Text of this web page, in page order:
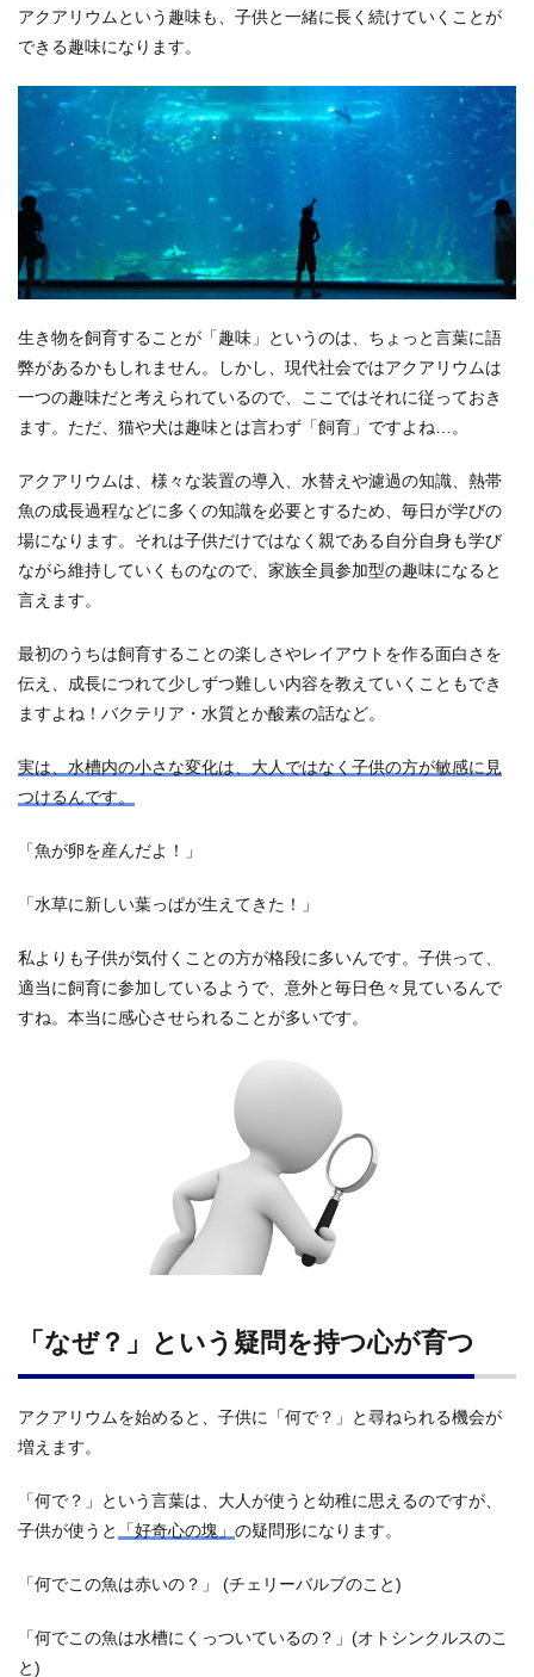
アクアリウムという趣味も、子供と一緒に長く続けていくことが
できる趣味になります。
生き物を飼育することが「趣味」というのは、ちょっと言葉に語
弊があるかもしれません。しかし、現代社会ではアクアリウムは
一つの趣味だと考えられているので、ここではそれに従っておき
ます。ただ、猫や犬は趣味とは言わず「飼育」ですよね…。
アクアリウムは、様々な装置の導入、水替えや濾過の知識、熱帯
魚の成長過程などに多くの知識を必要とするため、毎日が学びの
場になります。それは子供だけではなく親である自分自身も学び
ながら維持していくものなので、家族全員参加型の趣味になると
言えます。
最初のうちは飼育することの楽しさやレイアウトを作る面白さを
伝え、成長につれて少しずつ難しい内容を教えていくこともでき
ますよね！バクテリア・水質とか酸素の話など。
実は、水槽内の小さな変化は、大人ではなく子供の方が敏感に見
つけるんです。
「魚が卵を産んだよ！」
「水草に新しい葉っぱが生えてきた！」
私よりも子供が気付くことの方が格段に多いんです。子供って、
適当に飼育に参加しているようで、意外と毎日色々見ているんで
すね。本当に感心させられることが多いです。
「なぜ？」という疑問を持つ心が育つ
アクアリウムを始めると、子供に「何で？」と尋ねられる機会が
増えます。
「何で？」という言葉は、大人が使うと幼稚に思えるのですが、
子供が使うと
「好奇心の塊」 の疑問形になります。
「何でこの魚は赤いの？」 (チェリーバルブのこと)
「何でこの魚は水槽にくっついているの？」(オトシンクルスのこ
と)